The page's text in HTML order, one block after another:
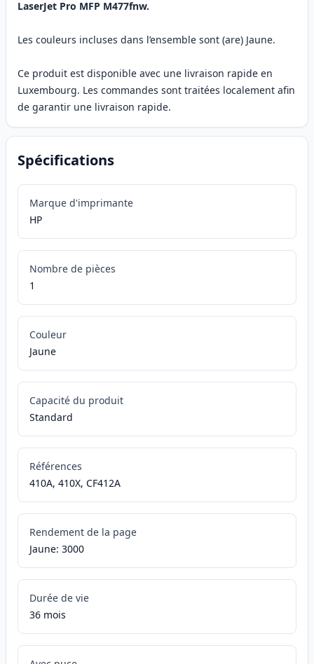
LaserJet Pro MFP M477fnw.
Les couleurs incluses dans l’ensemble sont (are) Jaune.
Ce produit est disponible avec une livraison rapide en
Luxembourg. Les commandes sont traitées localement afin
de garantir une livraison rapide.
Spécifications
Marque d'imprimante
HP
Nombre de pièces
1
Couleur
Jaune
Capacité du produit
Standard
Références
410A, 410X, CF412A
Rendement de la page
Jaune: 3000
Durée de vie
36 mois